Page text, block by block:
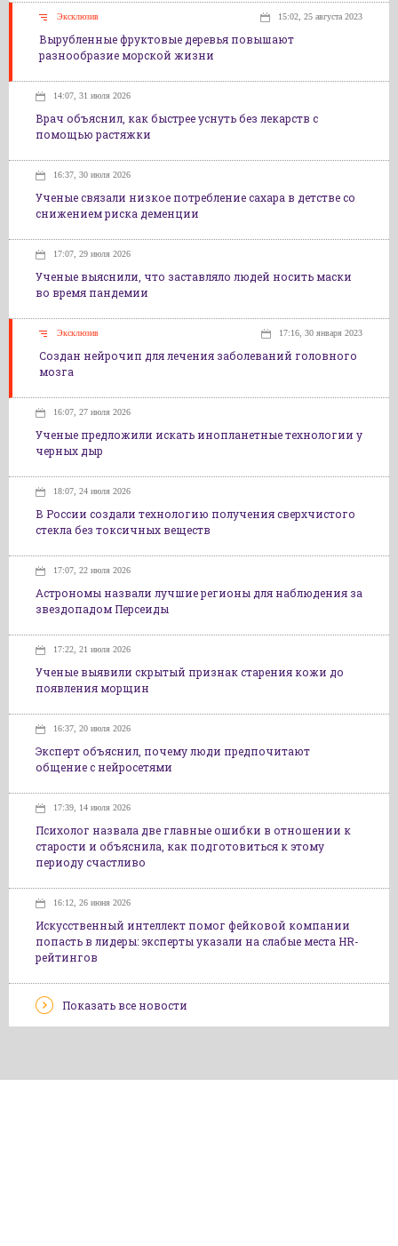
Эксклюзив 15:02, 25 августа 2023
Вырубленные фруктовые деревья повышают
разнообразие морской жизни
14:07, 31 июля 2026
Врач объяснил, как быстрее уснуть без лекарств с
помощью растяжки
16:37, 30 июля 2026
Ученые связали низкое потребление сахара в детстве со
снижением риска деменции
17:07, 29 июля 2026
Ученые выяснили, что заставляло людей носить маски
во время пандемии
Эксклюзив 17:16, 30 января 2023
Создан нейрочип для лечения заболеваний головного
мозга
16:07, 27 июля 2026
Ученые предложили искать инопланетные технологии у
черных дыр
18:07, 24 июля 2026
В России создали технологию получения сверхчистого
стекла без токсичных веществ
17:07, 22 июля 2026
Астрономы назвали лучшие регионы для наблюдения за
звездопадом Персеиды
17:22, 21 июля 2026
Ученые выявили скрытый признак старения кожи до
появления морщин
16:37, 20 июля 2026
Эксперт объяснил, почему люди предпочитают
общение с нейросетями
17:39, 14 июля 2026
Психолог назвала две главные ошибки в отношении к
старости и объяснила, как подготовиться к этому
периоду счастливо
16:12, 26 июня 2026
Искусственный интеллект помог фейковой компании
попасть в лидеры: эксперты указали на слабые места HR-
рейтингов
Показать все новости